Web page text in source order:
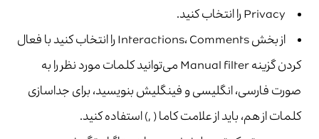
Privacy را انتخاب کنید.
از بخش Interactions، Comments را انتخاب کنید با فعال
کردن گزینه Manual filter می‌توانید کلمات مورد نظر را به
صورت فارسی، انگلیسی و فینگلیش بنویسید، برای جداسازی
کلمات از هم، باید از علامت کاما ( ,) استفاده کنید.